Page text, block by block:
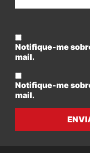
Notifique-me
mail.
Notifique-me
mail.